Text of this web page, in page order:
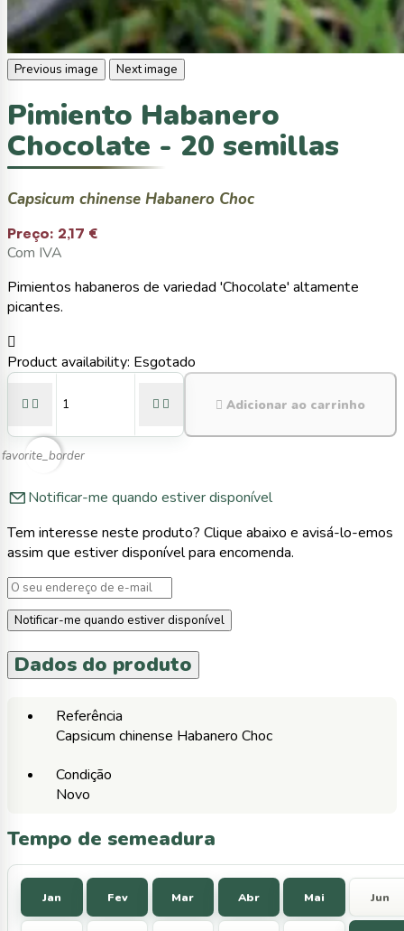
Previous image Next image
Pimiento Habanero
Chocolate - 20 semillas
Capsicum chinense Habanero Choc
Preço: 2,17 €
Com IVA
Pimientos habaneros de variedad 'Chocolate' altamente
picantes.

Product availability: Esgotado
     Adicionar ao carrinho
favorite_border
Notificar-me quando estiver disponível
Tem interesse neste produto? Clique abaixo e avisá-lo-emos
assim que estiver disponível para encomenda.
Notificar-me quando estiver disponível
Dados do produto
Referência
Capsicum chinense Habanero Choc
Condição
Novo
Tempo de semeadura
Jan Fev Mar Abr Mai Jun